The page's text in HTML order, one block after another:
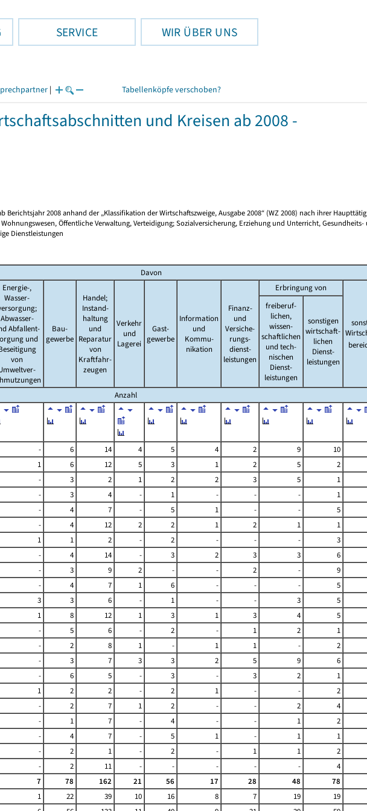
SERVICE WIR ÜBER UNS
| Tabellenköpfe verschoben?
und Kreisen ab 2008 -
2008 anhand der „Klassifikation der Wirtschaftszweige, Ausgabe 2008“ (WZ 2008) nach ihrer
Öffentliche Verwaltung, Verteidigung; Sozialversicherung, Erziehung und Unterricht, Gesundheits-
Dienstleistungen
Davon
Energie-,
Wasser-
Abwasser-
Abfallent-
und
von
Bau-
gewerbe
Handel;
Instand-
haltung
und
Reparatur
von
Kraftfahr-
zeugen
Verkehr
und
Lagerei
Gast-
gewerbe
Information
und
Kommu-
nikation
Finanz-
und
Versiche-
rungs-
dienst-
leistungen
Erbringung von
freiberuf-
lichen,
wissen-
schaftlichen
und tech-
nischen
Dienst-
leistungen
sonstigen
wirtschaft-
lichen
Dienst-
leistungen
Anzahl
- 6 14 4 5 4 2 9
10
1 6 12 5 3 1 2 5
2
- 3 2 1 2 2 3 5
1
- 3 4 - 1 - - -
1
- 4 7 - 5 1 - -
5
- 4 12 2 2 1 2 1
1
1 1 2 - 2 - - -
3
- 4 14 - 3 2 3 3
6
- 3 9 2 - - 2 -
9
- 4 7 1 6 - - -
5
3 3 6 - 1 - - 3
5
1 8 12 1 3 1 3 4
5
- 5 6 - 2 - 1 2
1
- 2 8 1 - 1 1 -
2
- 3 7 3 3 2 5 9
6
- 6 5 - 3 - 3 2
1
1 2 2 - 2 1 - -
2
- 2 7 1 2 - - 2
4
- 1 7 - 4 - - 1
2
- 4 7 - 5 1 - 1
1
- 2 1 - 2 - 1 1
2
- 2 11 - - - - -
4
7 78 162 21 56 17 28 48
78
1 22 39 10 16 8 7 19
19